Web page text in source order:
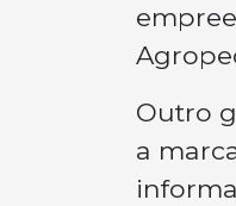
Outro
a